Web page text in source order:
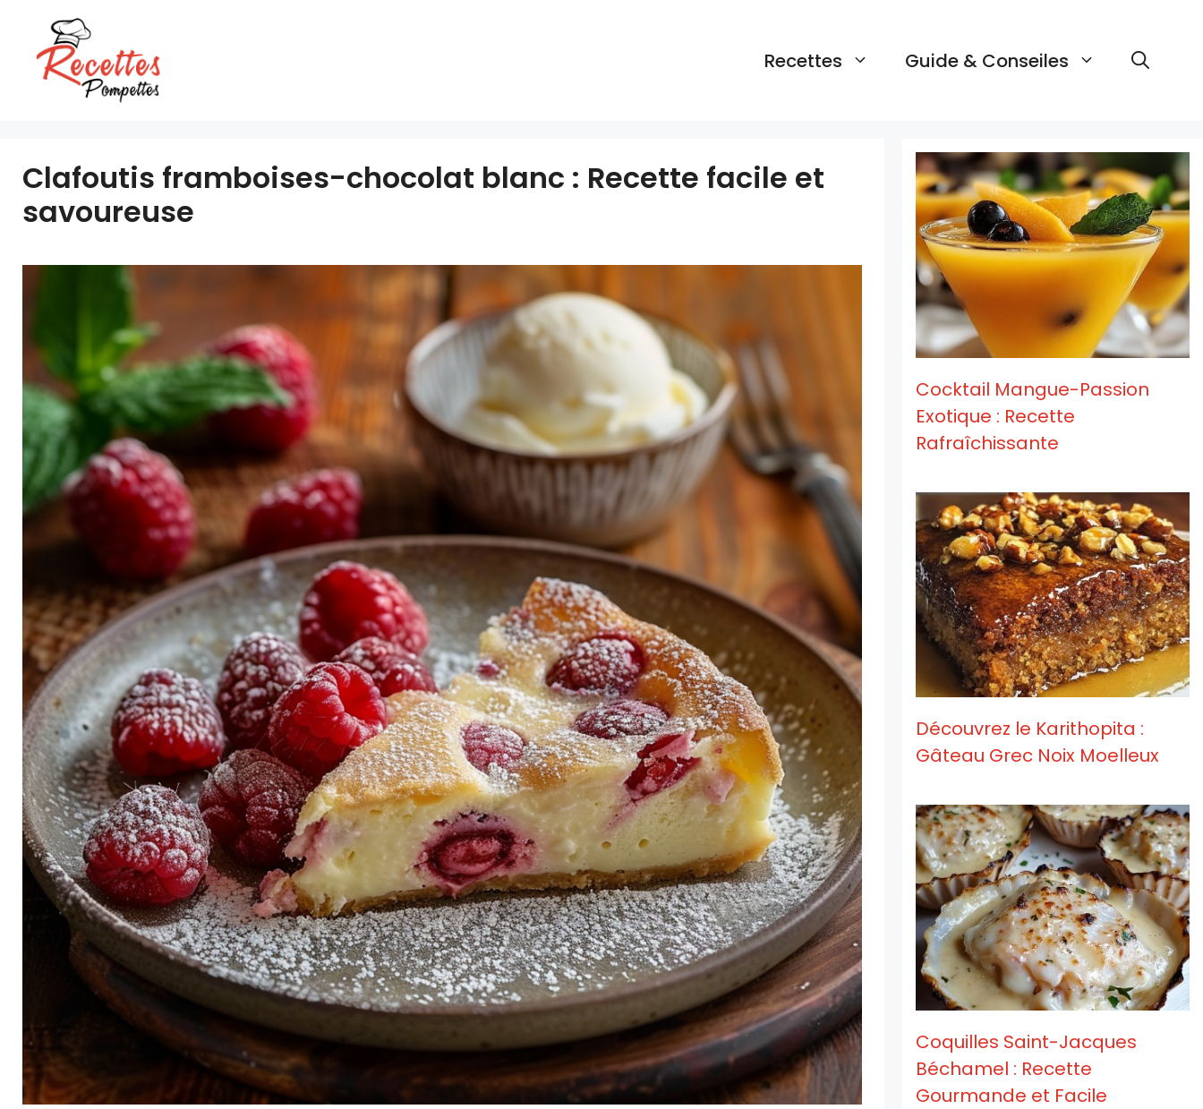
contenu
Recettes Guide & Conseiles
Clafoutis framboises-chocolat blanc : Recette facile et
savoureuse
Cocktail Mangue-Passion
Exotique : Recette
Rafraîchissante
Découvrez le Karithopita :
Gâteau Grec Noix Moelleux
Coquilles Saint-Jacques
Béchamel : Recette
Gourmande et Facile